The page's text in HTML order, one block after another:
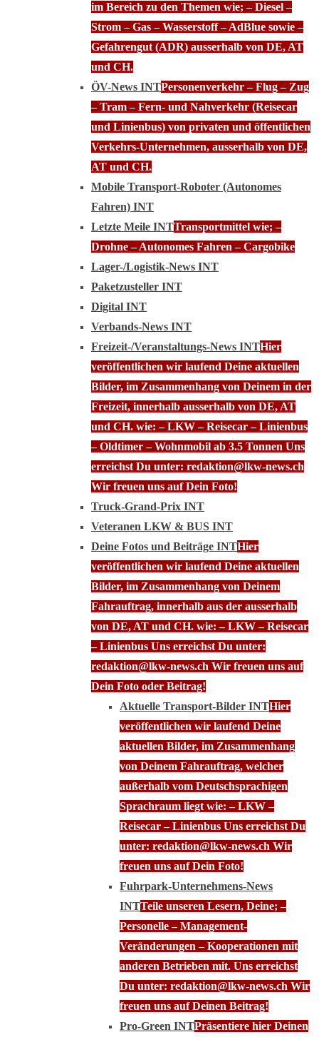
im Bereich zu den Themen wie; – Diesel –
Strom – Gas – Wasserstoff – AdBlue sowie –
Gefahrengut (ADR) ausserhalb von DE, AT
und CH.
ÖV-News INTPersonenverkehr – Flug – Zug
– Tram – Fern- und Nahverkehr (Reisecar
und Linienbus) von privaten und öffentlichen
Verkehrs-Unternehmen, ausserhalb von DE,
AT und CH.
Mobile Transport-Roboter (Autonomes
Fahren) INT
Letzte Meile INTTransportmittel wie; –
Drohne – Autonomes Fahren – Cargobike
Lager-/Logistik-News INT
Paketzusteller INT
Digital INT
Verbands-News INT
Freizeit-/Veranstaltungs-News INTHier
veröffentlichen wir laufend Deine aktuellen
Bilder, im Zusammenhang von Deinem in der
Freizeit, innerhalb ausserhalb von DE, AT
und CH. wie: – LKW – Reisecar – Linienbus
– Oldtimer – Wohnmobil ab 3.5 Tonnen Uns
erreichst Du unter: redaktion@lkw-news.ch
Wir freuen uns auf Dein Foto!
Truck-Grand-Prix INT
Veteranen LKW & BUS INT
Deine Fotos und Beiträge INTHier
veröffentlichen wir laufend Deine aktuellen
Bilder, im Zusammenhang von Deinem
Fahrauftrag, innerhalb aus der ausserhalb
von DE, AT und CH. wie: – LKW – Reisecar
– Linienbus Uns erreichst Du unter:
redaktion@lkw-news.ch Wir freuen uns auf
Dein Foto oder Beitrag!
Aktuelle Transport-Bilder INTHier
veröffentlichen wir laufend Deine
aktuellen Bilder, im Zusammenhang
von Deinem Fahrauftrag, welcher
außerhalb vom Deutschsprachigen
Sprachraum liegt wie: – LKW –
Reisecar – Linienbus Uns erreichst Du
unter: redaktion@lkw-news.ch Wir
freuen uns auf Dein Foto!
Fuhrpark-Unternehmens-News
INTTeile unseren Lesern, Deine; –
Personelle – Management-
Veränderungen – Kooperationen mit
anderen Betrieben mit. Uns erreichst
Du unter: redaktion@lkw-news.ch Wir
freuen uns auf Deinen Beitrag!
Pro-Green INTPräsentiere hier Deinen